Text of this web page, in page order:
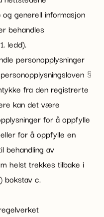
generell informasjon
behandles
ledd).
personopplysninger
§
fra den registrerte
kan det være
for å oppfylle
for å oppfylle en
behandling av
helst trekkes tilbake i
bokstav c.